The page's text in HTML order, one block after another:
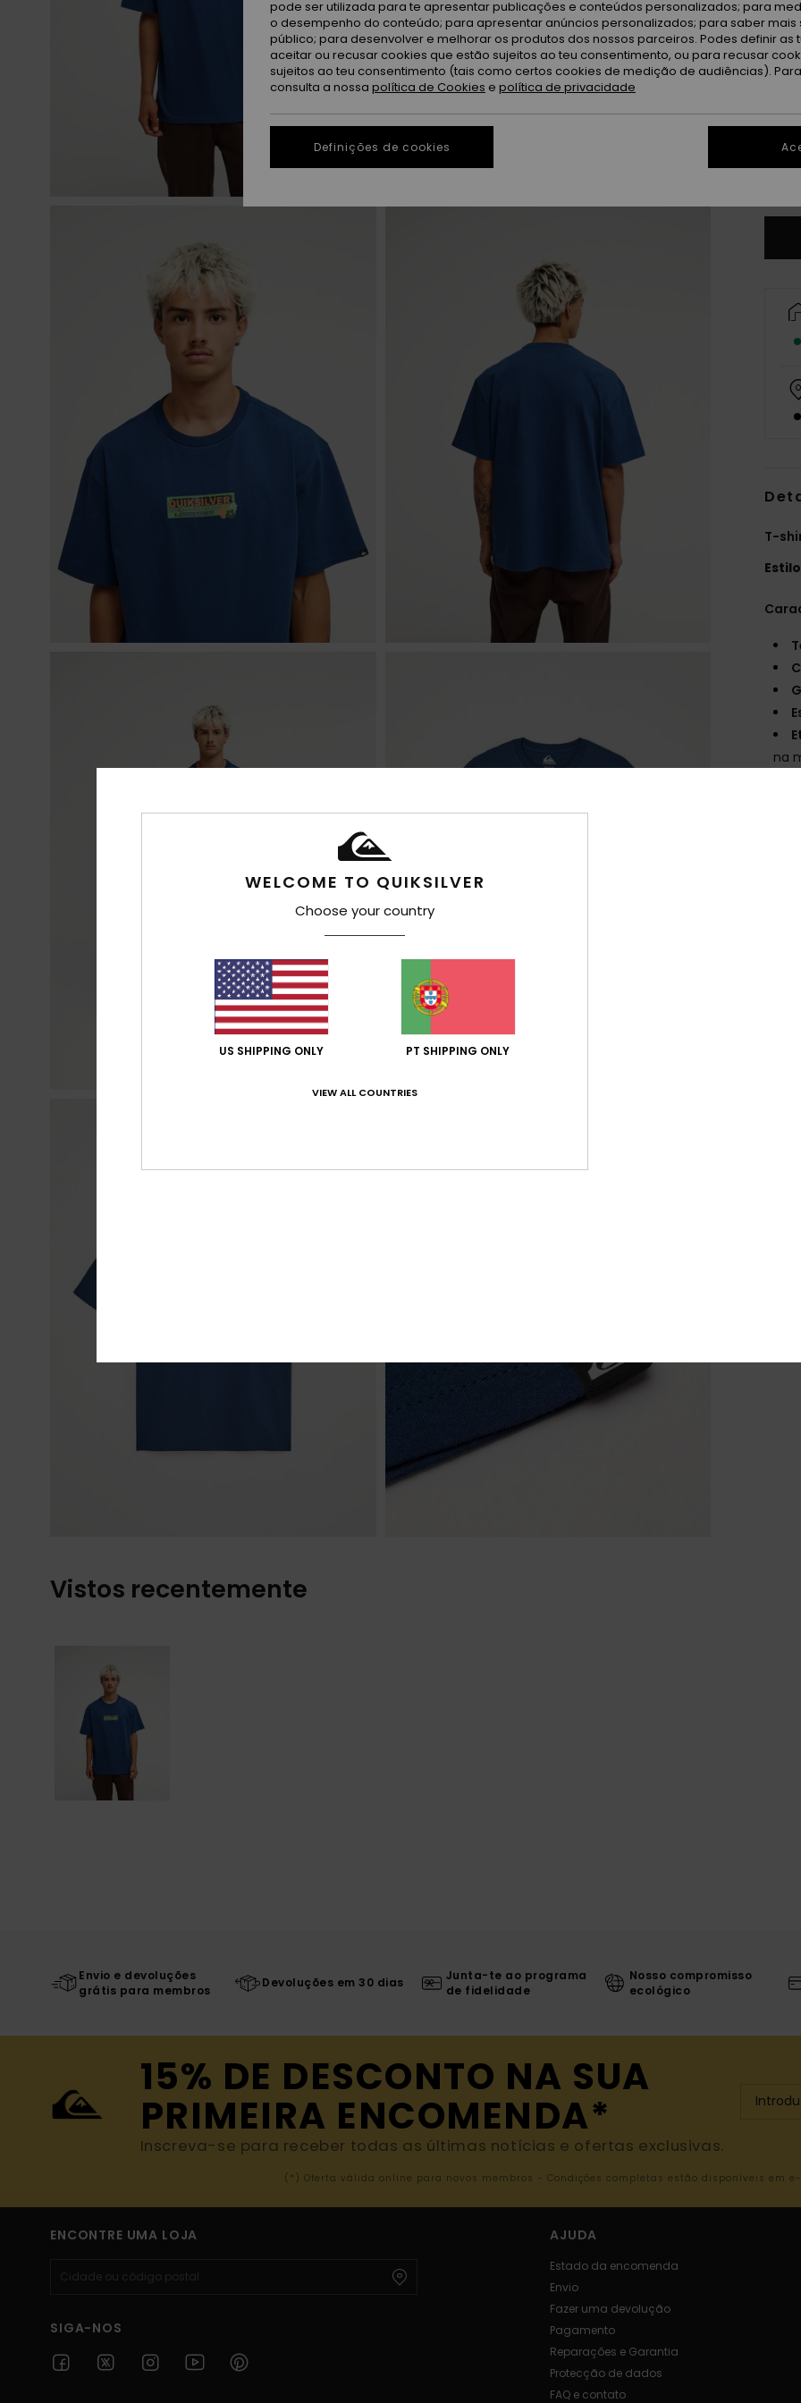
XS
T-
Estilo
na
Vistos recentemente
Envio e devoluções
grátis para membros
Devoluções em 30 dias
Junta-te ao programa
de fidelidade
Nosso compromisso
ecológico
15% DE DESCONTO NA SUA
PRIMEIRA ENCOMENDA*
Inscreva-se para receber todas as últimas notícias e ofertas exclusivas.
(*) Oferta válida online para novos membros - Condições completas estão disponíveis em
ENCONTRE UMA LOJA
SIGA-NOS
AJUDA
Estado da encomenda
Envio
Fazer uma devolução
Pagamento
Reparações e Garantia
Protecção de dados
FAQ e contato
WELCOME TO QUIKSILVER
Choose your country
US SHIPPING ONLY PT SHIPPING ONLY
VIEW ALL COUNTRIES
pode ser utilizada para te apresentar publicações e conteúdos personalizados; para
o desempenho do conteúdo; para apresentar anúncios personalizados; para saber mais
público; para desenvolver e melhorar os produtos dos nossos parceiros. Podes definir as
aceitar ou recusar cookies que estão sujeitos ao teu consentimento, ou para recusar
sujeitos ao teu consentimento (tais como certos cookies de medição de audiências).
consulta a nossa política de Cookies e política de privacidade
Definições de cookies